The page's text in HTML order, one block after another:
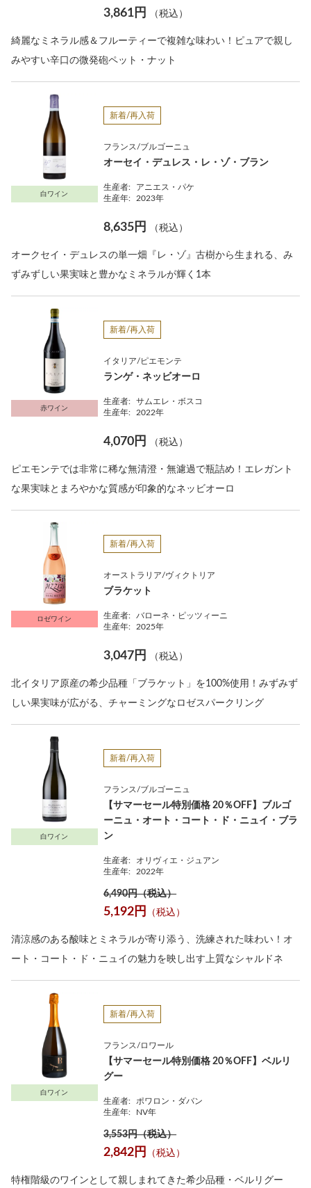
3,861円 （税込）
綺麗なミネラル感＆フルーティーで複雑な味わい！ピュアで親し
みやすい辛口の微発砲ペット・ナット
白ワイン
新着/再入荷
フランス/ブルゴーニュ
オーセイ・デュレス・レ・ゾ・ブラン
生産者:
アニエス・パケ
生産年:
2023年
8,635円 （税込）
オークセイ・デュレスの単一畑『レ・ゾ』古樹から生まれる、み
ずみずしい果実味と豊かなミネラルが輝く1本
赤ワイン
新着/再入荷
イタリア/ピエモンテ
ランゲ・ネッビオーロ
生産者:
サムエレ・ボスコ
生産年:
2022年
4,070円 （税込）
ピエモンテでは非常に稀な無清澄・無濾過で瓶詰め！エレガント
な果実味とまろやかな質感が印象的なネッビオーロ
ロゼワイン
新着/再入荷
オーストラリア/ヴィクトリア
ブラケット
生産者:
バローネ・ピッツィーニ
生産年:
2025年
3,047円 （税込）
北イタリア原産の希少品種「ブラケット」を100%使用！みずみず
しい果実味が広がる、チャーミングなロゼスパークリング
白ワイン
新着/再入荷
フランス/ブルゴーニュ
【サマーセール特別価格 20％OFF】ブルゴ
ーニュ・オート・コート・ド・ニュイ・ブラ
ン
生産者:
オリヴィエ・ジュアン
生産年:
2022年
6,490円（税込）
5,192円 （税込）
清涼感のある酸味とミネラルが寄り添う、洗練された味わい！オ
ート・コート・ド・ニュイの魅力を映し出す上質なシャルドネ
白ワイン
新着/再入荷
フランス/ロワール
【サマーセール特別価格 20％OFF】ベルリ
グー
生産者:
ポワロン・ダバン
生産年:
NV年
3,553円（税込）
2,842円 （税込）
特権階級のワインとして親しまれてきた希少品種・ベルリグー